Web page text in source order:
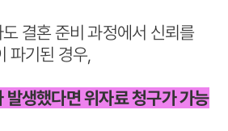
결혼 준비 과정에서 신뢰를
파기된 경우,
발생했다면 위자료 청구가 가능